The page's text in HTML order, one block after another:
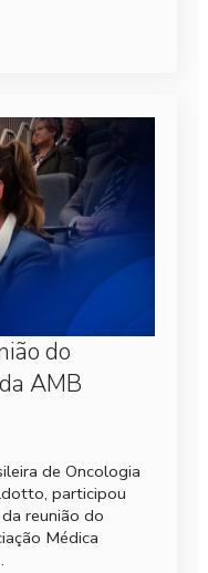
do
AMB
de Oncologia
participou
reunião do
Médica